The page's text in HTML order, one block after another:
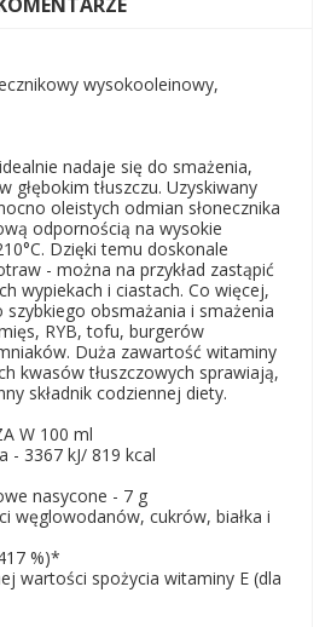
wysokooleinowy,
nadaje się do smażenia,
głębokim tłuszczu. Uzyskiwany
oleistych odmian słonecznika
odpornością na wysokie
Dzięki temu doskonale
- można na przykład zastąpić
wypiekach i ciastach. Co więcej,
obsmażania i smażenia
RYB, tofu, burgerów
Duża zawartość witaminy
kwasów tłuszczowych sprawiają,
składnik codziennej diety.
W 100 ml
- 3367 kJ/ 819 kcal
nasycone - 7 g
węglowodanów, cukrów, białka i
%)*
wartości spożycia witaminy E (dla